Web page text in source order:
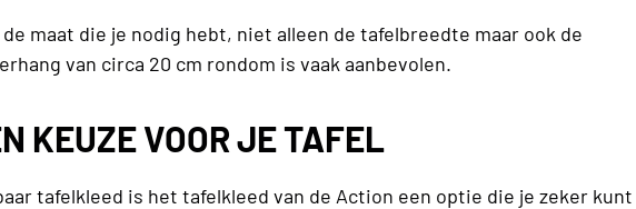
maat die je nodig hebt, niet alleen de tafelbreedte maar ook de
van circa 20 cm rondom is vaak aanbevolen.
KEUZE VOOR JE TAFEL
tafelkleed is het tafelkleed van de Action een optie die je zeker kunt